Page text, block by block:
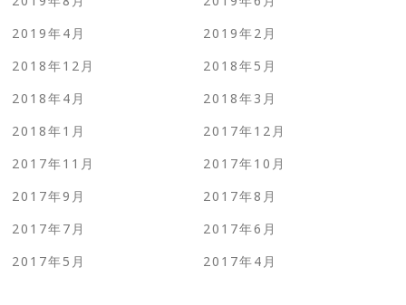
2019年4月
2019年2月
2018年12月
2018年5月
2018年4月
2018年3月
2018年1月
2017年12月
2017年11月
2017年10月
2017年9月
2017年8月
2017年7月
2017年6月
2017年5月
2017年4月